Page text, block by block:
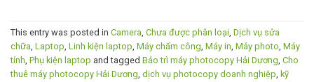
This entry was posted in Camera, Chưa được phân loại, Dịch vụ sửa
chữa, Laptop, Linh kiện laptop, Máy chấm công, Máy in, Máy photo, Máy
tính, Phụ kiện laptop and tagged Bảo trì máy photocopy Hải Dương, Cho
thuê máy photocopy Hải Dương, dịch vụ photocopy doanh nghiệp, kỹ